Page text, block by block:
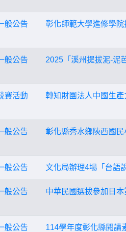
般公告 彰化師範大學進修學
般公告 2025「溪州提拔泥-泥
賽活動 轉知財團法人中國生
般公告 彰化縣秀水鄉陝西國
般公告 文化局辦理4場「台語
般公告 中華民國選拔參加日
般公告 114學年度彰化縣閱讀